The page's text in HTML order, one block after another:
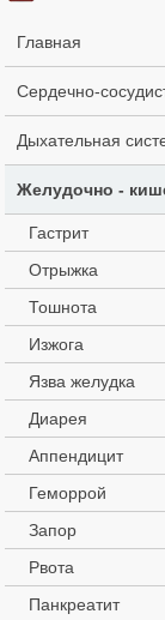
Главная
Сердечно-
Дыхательная
Желудочно -
Гастрит
Отрыжка
Тошнота
Изжога
Язва желудка
Диарея
Аппендицит
Геморрой
Запор
Рвота
Панкреатит